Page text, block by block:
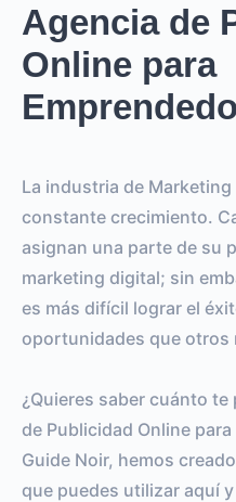
Agencia de
Online para
La industria de
constante crecimiento.
asignan una parte de su
marketing digital; sin
es más difícil lograr el
oportunidades que otros
¿Quieres saber cuánto
de Publicidad Online
Guide Noir, hemos
que puedes utilizar aquí